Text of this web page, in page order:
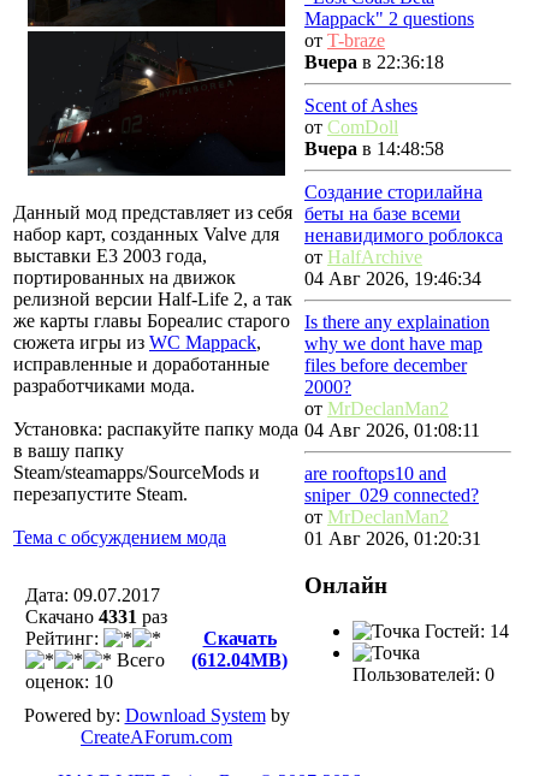
Данный мод представляет из себя
набор карт, созданных Valve для
выставки E3 2003 года,
портированных на движок
релизной версии Half-Life 2, а так
же карты главы Бореалис старого
сюжета игры из WC Mappack,
исправленные и доработанные
разработчиками мода.
Установка: распакуйте папку мода
в вашу папку
Steam/steamapps/SourceMods и
перезапустите Steam.
Тема с обсуждением мода
Дата: 09.07.2017
Скачано 4331 раз
Рейтинг:
Всего
оценок: 10
Скачать
(612.04MB)
Powered by: Download Systemby
CreateAForum.com
Mappack" 2 questions
от T-braze
Вчера в 22:36:18
Scent of Ashes
от ComDoll
Вчера в 14:48:58
Создание сторилайна
беты на базе всеми
ненавидимого роблокса
от HalfArchive
04 Авг 2026, 19:46:34
Is there any explaination
why we dont have map
files before december
2000?
от MrDeclanMan2
04 Авг 2026, 01:08:11
are rooftops10 and
sniper_029 connected?
от MrDeclanMan2
01 Авг 2026, 01:20:31
Онлайн
Гостей: 14
Пользователей: 0